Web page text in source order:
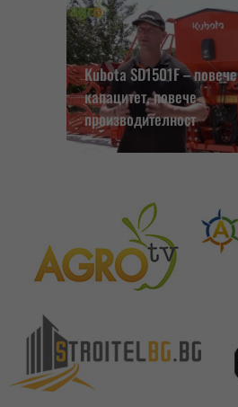
Kubota SD1501F – повече
капацитет, повече
производителност